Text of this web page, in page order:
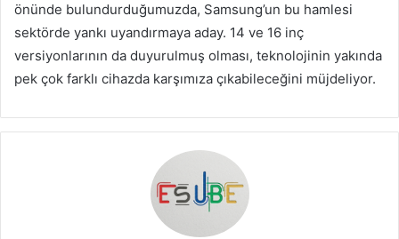
önünde bulundurduğumuzda, Samsung’un bu hamlesi
sektörde yankı uyandırmaya aday. 14 ve 16 inç
versiyonlarının da duyurulmuş olması, teknolojinin yakında
pek çok farklı cihazda karşımıza çıkabileceğini müjdeliyor.